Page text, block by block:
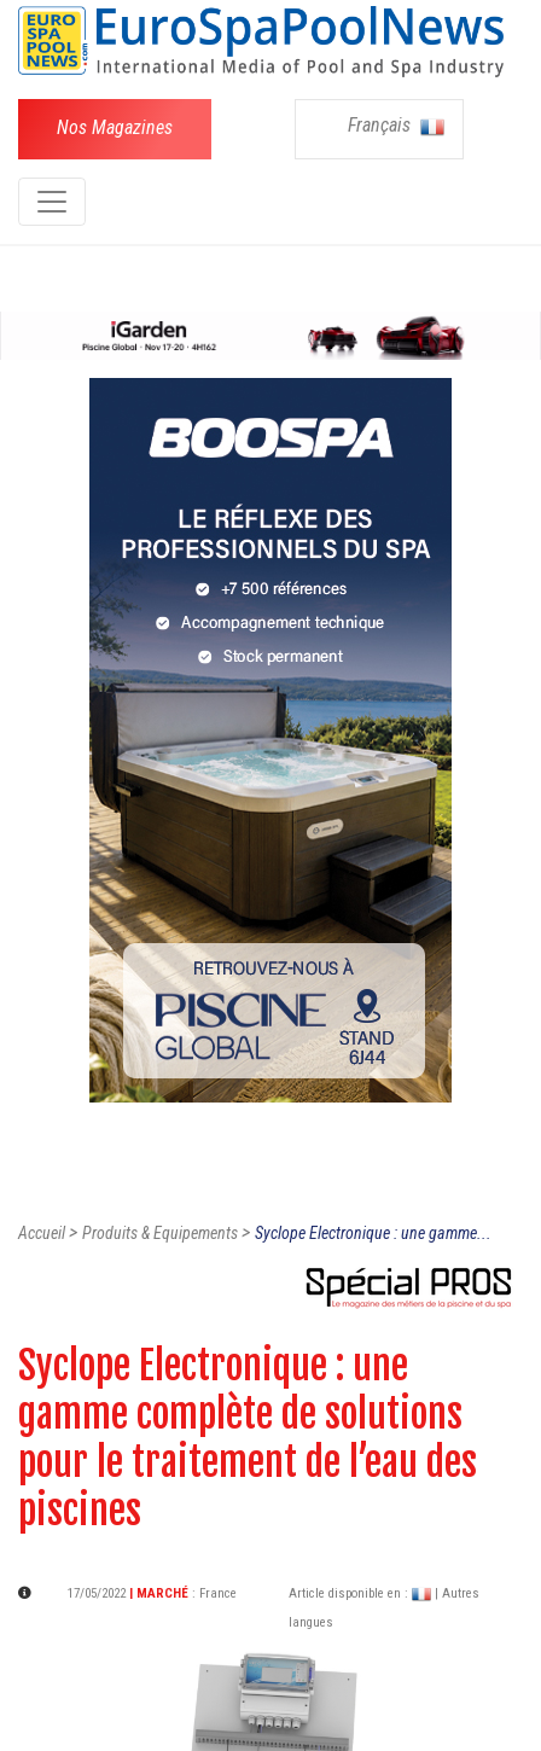
Nos Magazines Français
Accueil> Produits & Equipements> Syclope Electronique : une gamme...
Syclope Electronique : une
gamme complète de solutions
pour le traitement de l’eau des
piscines
17/05/2022 | MARCHÉ : France Article disponible en :
| Autres
langues